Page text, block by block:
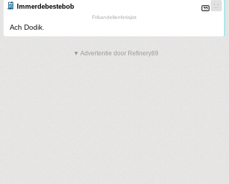
Immerdebestebob
Frikandellenfetisjist
Ach Dodik.
▼ Advertentie door Refinery89